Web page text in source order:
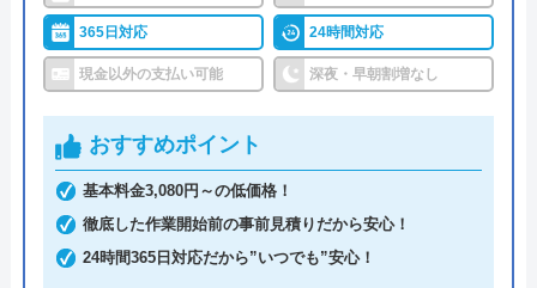
調整作業のみであれば8,800円～と明朗会計。問い合
わせから見積もりまですべて無料でできるので、ま
ずは電話相談をしてみることをおすすめします。
日本全国の水トラブルに対応している水の生活救急
車はトイレのみならず洗面所やキッチン、お風呂な
どにも対応してくれる水まわりトラブル解決のスペ
365日対応 24時間対応
現金以外の支払い可能 深夜・早朝割増なし
おすすめポイント
基本料金3,080円～の低価格！
徹底した作業開始前の事前見積りだから安心！
24時間365日対応だから”いつでも”安心！